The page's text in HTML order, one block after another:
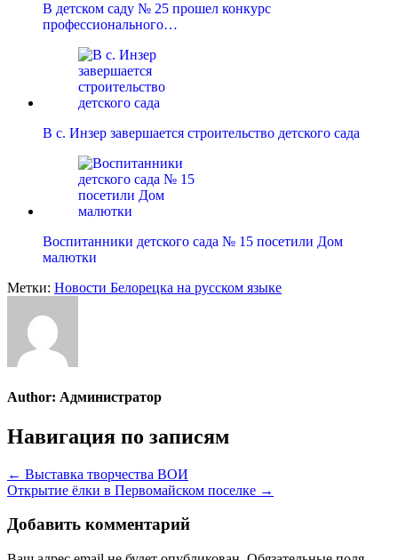
В детском саду № 25 прошел конкурс
профессионального…
В с. Инзер завершается строительство детского сада
Воспитанники детского сада № 15 посетили Дом
малютки
Метки: Новости Белорецка на русском языке
Author: Администратор
Навигация по записям
← Выставка творчества ВОИ
Открытие ёлки в Первомайском поселке →
Добавить комментарий